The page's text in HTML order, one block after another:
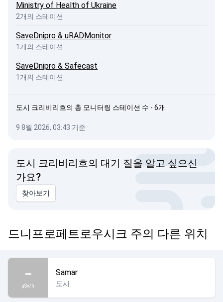
Ministry of Health of Ukraine
2개의 스테이션
SaveDnipro & uRADMonitor
1개의 스테이션
SaveDnipro & Safecast
1개의 스테이션
도시 크리비리흐의 총 모니터링 스테이션 수 - 6개.
9 8월 2026, 03:43 기준
도시 크리비리흐의 대기 질을 알고 싶으신
가요?
찾아보기
드니프로페트로우시크 주의 다른 위치
–
µSv/h
Samar
도시